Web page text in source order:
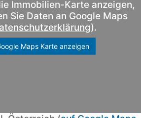
Immobilien-Karte anzeigen,
Sie Daten an Google Maps
).
Maps Karte anzeigen